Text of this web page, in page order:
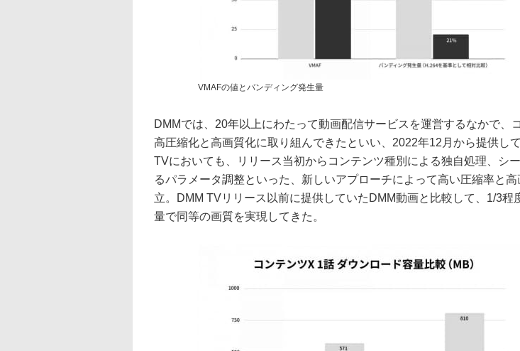
VMAFの値とバンディング発生量
DMMでは、20年以上にわたって動画配信サービスを運営するなかで、
高圧縮化と高画質化に取り組んできたといい、2022年12月から提供し
TVにおいても、リリース当初からコンテンツ種別による独自処理、シ
るパラメータ調整といった、新しいアプローチによって高い圧縮率と高
立。DMM TVリリース以前に提供していたDMM動画と比較して、1/3程
量で同等の画質を実現してきた。